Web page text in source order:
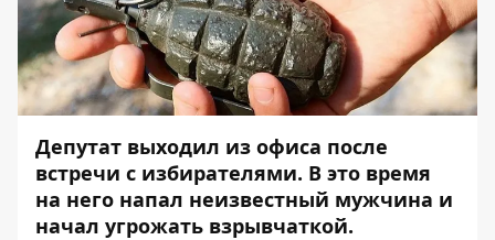
Депутат выходил из офиса после
встречи с избирателями. В это время
на него напал неизвестный мужчина и
начал угрожать взрывчаткой.